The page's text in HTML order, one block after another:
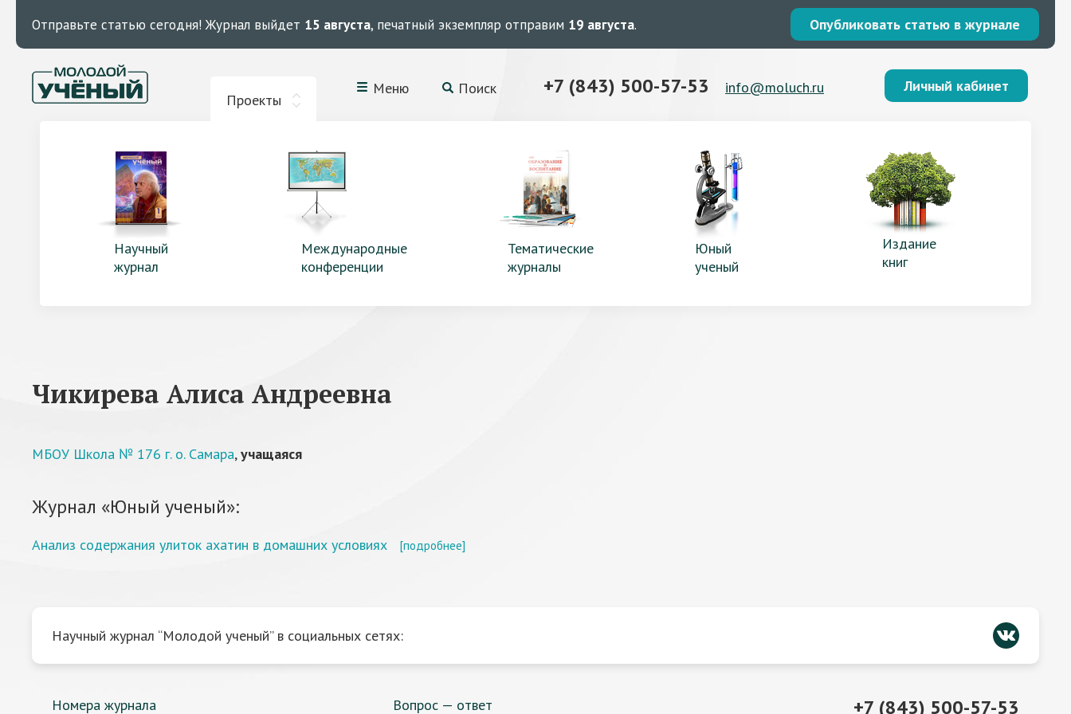
Отправьте статью сегодня! Журнал выйдет 15 августа, печатный экземпляр отправим 19 августа. Опубликовать статью в журнале
Проекты
Меню Поиск +7 (843) 500-57-53 info@moluch.ru Личный кабинет
Научный
журнал
Международные
конференции
Тематические
журналы
Юный
ученый
Издание
книг
Чикирева Алиса Андреевна
МБОУ Школа № 176 г. о. Самара,учащаяся
Журнал «Юный ученый»:
Анализ содержания улиток ахатин в домашних условиях [подробнее]
Научный журнал “Молодой ученый” в социальных сетях:
Номера журнала Вопрос — ответ +7 (843) 500-57-53